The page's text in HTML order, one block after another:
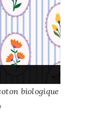
biologique